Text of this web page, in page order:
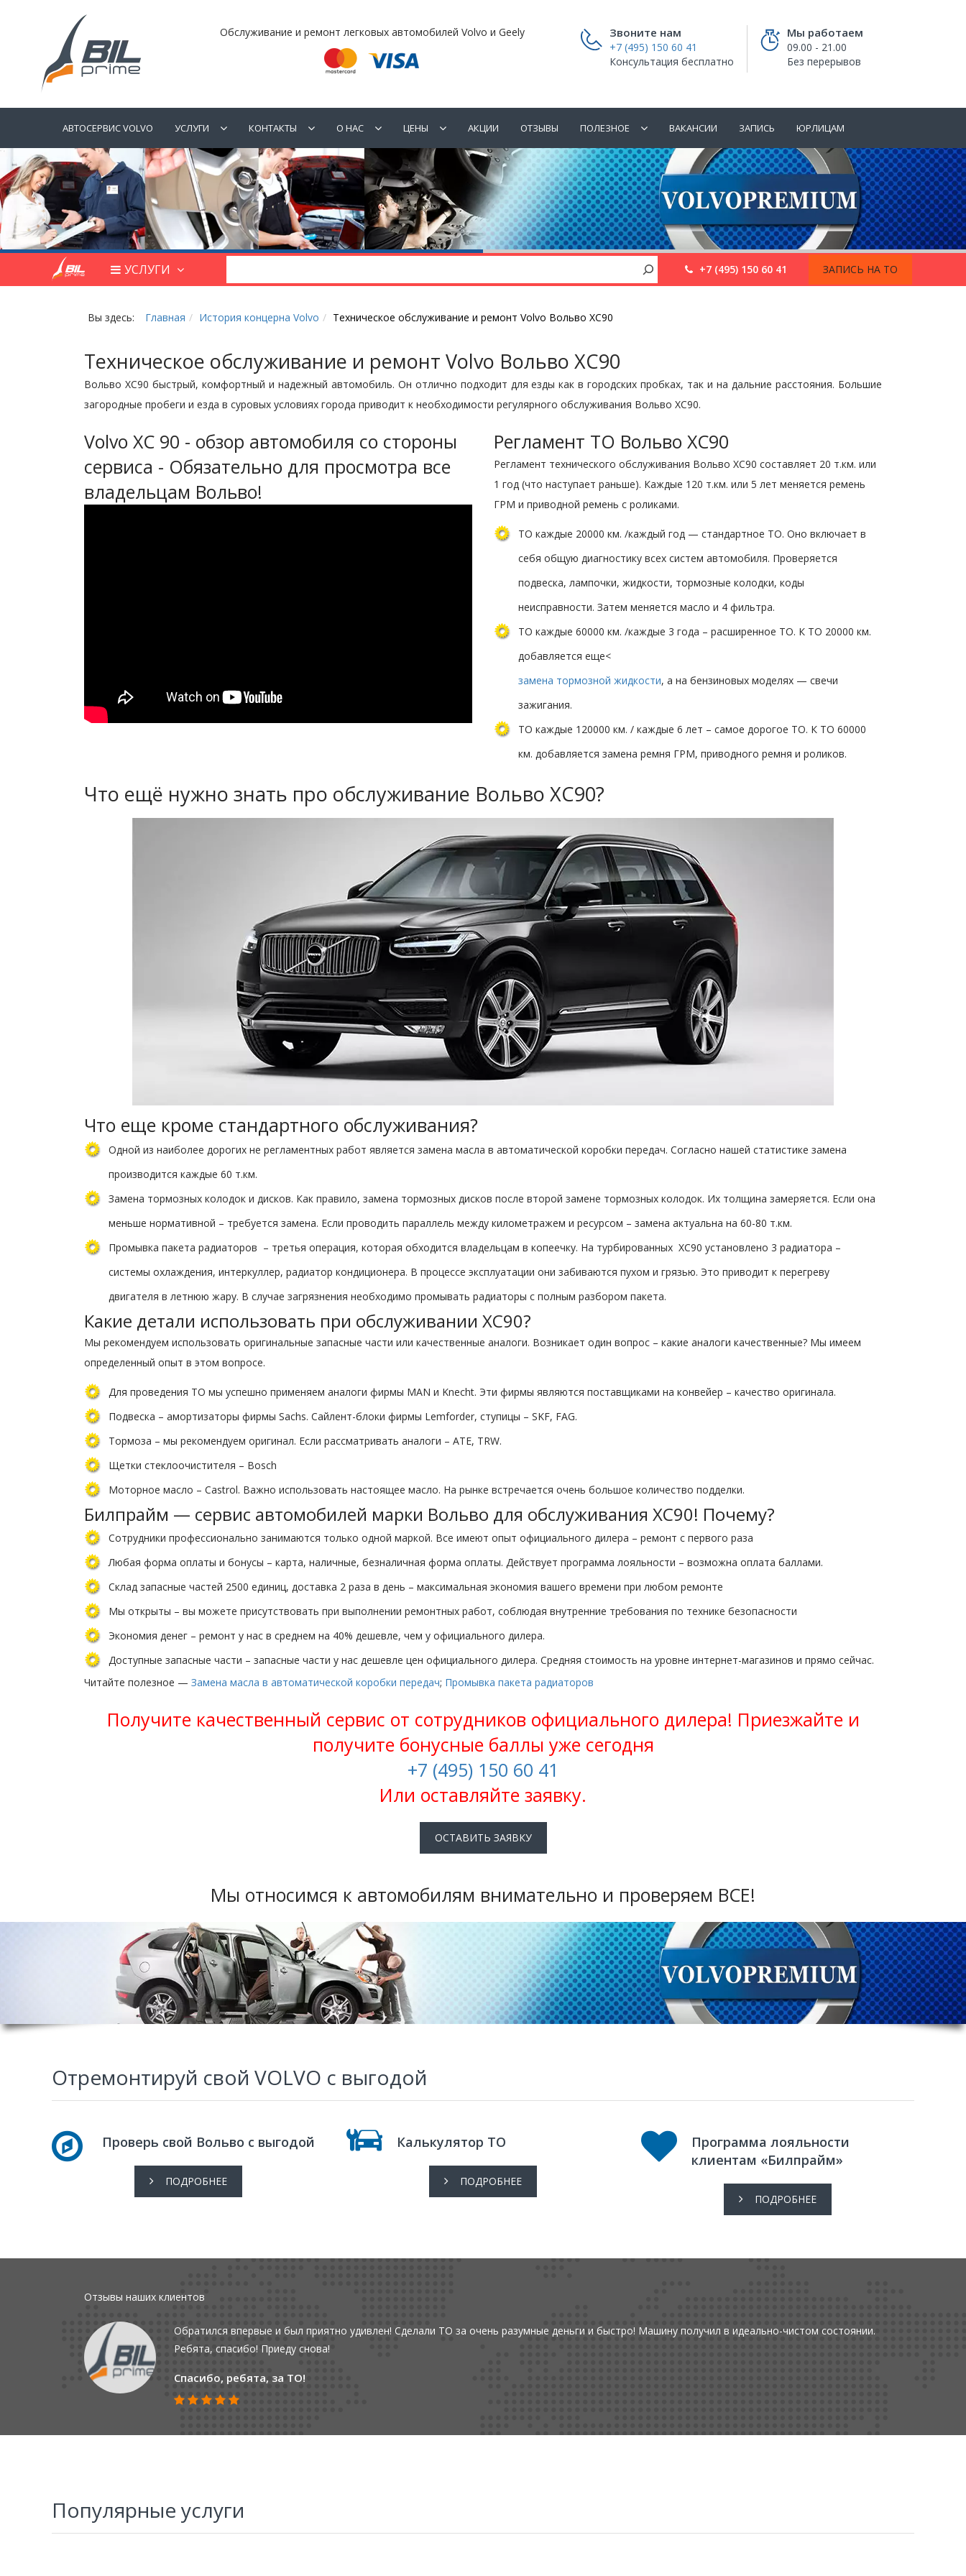
Обслуживание и ремонт легковых автомобилей Volvo и Geely Звоните нам
+7 (495) 150 60 41
Консультация бесплатно
Мы работаем
09.00 - 21.00
Без перерывов
АВТОСЕРВИС VOLVO УСЛУГИ КОНТАКТЫ О НАС ЦЕНЫ АКЦИИ ОТЗЫВЫ ПОЛЕЗНОЕ ВАКАНСИИ ЗАПИСЬ ЮРЛИЦАМ
УСЛУГИ +7 (495) 150 60 41 ЗАПИСЬ НА ТО
Вы здесь: Главная История концерна Volvo Техническое обслуживание и ремонт Volvo Вольво ХС90
Техническое обслуживание и ремонт Volvo Вольво ХС90
Вольво ХС90 быстрый, комфортный и надежный автомобиль. Он отлично подходит для езды как в городских пробках, так и на дальние расстояния. Большие
загородные пробеги и езда в суровых условиях города приводит к необходимости регулярного обслуживания Вольво ХС90.
Volvo XC 90 - обзор автомобиля со стороны
сервиса - Обязательно для просмотра все
владельцам Вольво!
Регламент ТО Вольво ХС90
Регламент технического обслуживания Вольво ХС90 составляет 20 т.км. или
1 год (что наступает раньше). Каждые 120 т.км. или 5 лет меняется ремень
ГРМ и приводной ремень с роликами.
ТО каждые 20000 км. /каждый год — стандартное ТО. Оно включает в
себя общую диагностику всех систем автомобиля. Проверяется
подвеска, лампочки, жидкости, тормозные колодки, коды
неисправности. Затем меняется масло и 4 фильтра.
ТО каждые 60000 км. /каждые 3 года – расширенное ТО. К ТО 20000 км.
добавляется еще<
замена тормозной жидкости, а на бензиновых моделях — свечи
зажигания.
ТО каждые 120000 км. / каждые 6 лет – самое дорогое ТО. К ТО 60000
км. добавляется замена ремня ГРМ, приводного ремня и роликов.
Что ещё нужно знать про обслуживание Вольво XC90?
Что еще кроме стандартного обслуживания?
Одной из наиболее дорогих не регламентных работ является замена масла в автоматической коробки передач. Cогласно нашей статистике замена
производится каждые 60 т.км.
Замена тормозных колодок и дисков. Как правило, замена тормозных дисков после второй замене тормозных колодок. Их толщина замеряется. Если она
меньше нормативной – требуется замена. Если проводить параллель между километражем и ресурсом – замена актуальна на 60-80 т.км.
Промывка пакета радиаторов – третья операция, которая обходится владельцам в копеечку. На турбированных ХС90 установлено 3 радиатора –
системы охлаждения, интеркуллер, радиатор кондиционера. В процессе эксплуатации они забиваются пухом и грязью. Это приводит к перегреву
двигателя в летнюю жару. В случае загрязнения необходимо промывать радиаторы с полным разбором пакета.
Какие детали использовать при обслуживании ХС90?
Мы рекомендуем использовать оригинальные запасные части или качественные аналоги. Возникает один вопрос – какие аналоги качественные? Мы имеем
определенный опыт в этом вопросе.
Для проведения ТО мы успешно применяем аналоги фирмы МАN и Knecht. Эти фирмы являются поставщиками на конвейер – качество оригинала.
Подвеска – амортизаторы фирмы Sachs. Сайлент-блоки фирмы Lemforder, ступицы – SKF, FAG.
Тормоза – мы рекомендуем оригинал. Если рассматривать аналоги – ATE, TRW.
Щетки стеклоочистителя – Bosch
Моторное масло – Castrol. Важно использовать настоящее масло. На рынке встречается очень большое количество подделки.
Билпрайм — сервис автомобилей марки Вольво для обслуживания ХС90! Почему?
Сотрудники профессионально занимаются только одной маркой. Все имеют опыт официального дилера – ремонт с первого раза
Любая форма оплаты и бонусы – карта, наличные, безналичная форма оплаты. Действует программа лояльности – возможна оплата баллами.
Склад запасные частей 2500 единиц, доставка 2 раза в день – максимальная экономия вашего времени при любом ремонте
Мы открыты – вы можете присутствовать при выполнении ремонтных работ, соблюдая внутренние требования по технике безопасности
Экономия денег – ремонт у нас в среднем на 40% дешевле, чем у официального дилера.
Доступные запасные части – запасные части у нас дешевле цен официального дилера. Средняя стоимость на уровне интернет-магазинов и прямо сейчас.
Читайте полезное — Замена масла в автоматической коробки передач; Промывка пакета радиаторов
Получите качественный сервис от сотрудников официального дилера! Приезжайте и
получите бонусные баллы уже сегодня
+7 (495) 150 60 41
Или оставляйте заявку.
ОСТАВИТЬ ЗАЯВКУ
Мы относимся к автомобилям внимательно и проверяем ВСЕ!
Отремонтируй свой VOLVO с выгодой
Проверь свой Вольво с выгодой
ПОДРОБНЕЕ
Калькулятор ТО
ПОДРОБНЕЕ
Программа лояльности
клиентам «Билпрайм»
ПОДРОБНЕЕ
Отзывы наших клиентов
Обратился впервые и был приятно удивлен! Сделали ТО за очень разумные деньги и быстро! Машину получил в идеально-чистом состоянии.
Ребята, спасибо! Приеду снова!
Спасибо, ребята, за ТО!
Популярные услуги